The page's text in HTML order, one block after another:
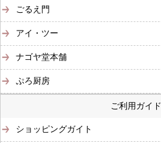
ごるえ門
アイ・ツー
ナゴヤ堂本舗
ぷろ厨房
ご利用ガイド
ショッピングガイト